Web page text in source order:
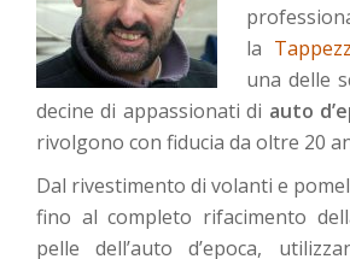
la
una delle
decine di appassionati di auto
rivolgono con fiducia da oltre 20
Dal rivestimento di volanti e
fino al completo rifacimento
pelle dell’auto d’epoca,